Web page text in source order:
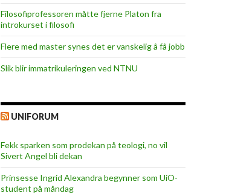
Filosofiprofessoren måtte fjerne Platon fra
introkurset i filosofi
Flere med master synes det er vanskelig å få jobb
Slik blir immatrikuleringen ved NTNU
UNIFORUM
Fekk sparken som prodekan på teologi, no vil
Sivert Angel bli dekan
Prinsesse Ingrid Alexandra begynner som UiO-
student på måndag